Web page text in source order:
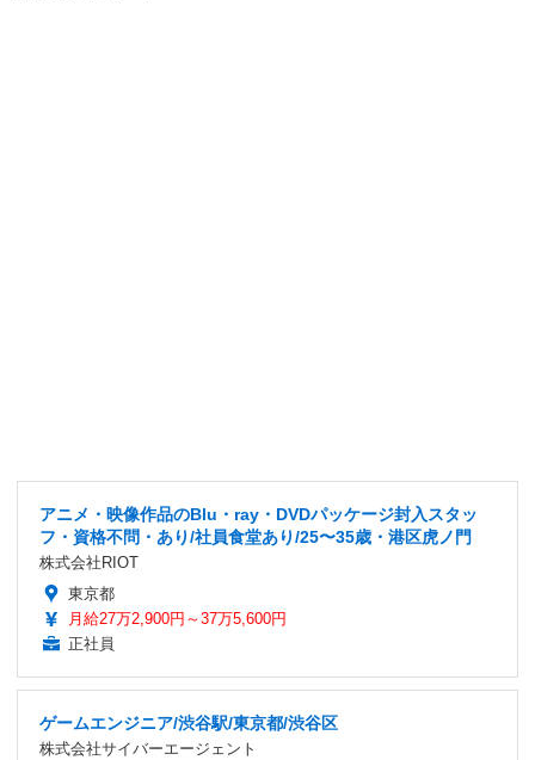
アニメ・映像作品のBlu・ray・DVDパッケージ封入スタッ
フ・資格不問・あり/社員食堂あり/25〜35歳・港区虎ノ門
株式会社RIOT
東京都
月給27万2,900円～37万5,600円
正社員
ゲームエンジニア/渋谷駅/東京都/渋谷区
株式会社サイバーエージェント